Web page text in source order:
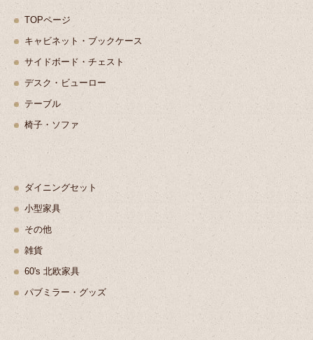
TOPページ
キャビネット・ブックケース
サイドボード・チェスト
デスク・ビューロー
テーブル
椅子・ソファ
ダイニングセット
小型家具
その他
雑貨
60's 北欧家具
パブミラー・グッズ